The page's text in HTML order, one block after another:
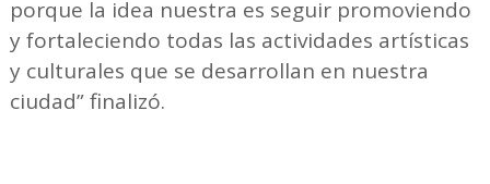
porque la idea nuestra es seguir promoviendo
y fortaleciendo todas las actividades artísticas
y culturales que se desarrollan en nuestra
ciudad” finalizó.